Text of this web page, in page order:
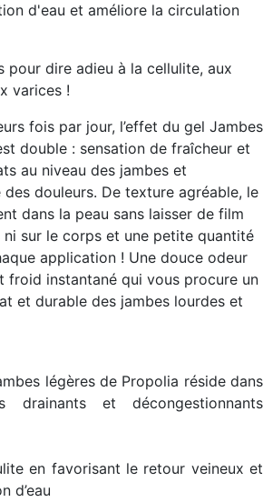
d'eau et améliore la circulation
pour dire adieu à la cellulite, aux
varices !
fois par jour, l’effet du gel Jambes
double : sensation de fraîcheur et
au niveau des jambes et
douleurs. De texture agréable, le
dans la peau sans laisser de film
ni sur le corps et une petite quantité
application ! Une douce odeur
froid instantané qui vous procure un
et durable des jambes lourdes et
légères de Propolia réside dans
drainants et décongestionnants
en favorisant le retour veineux et
d’eau